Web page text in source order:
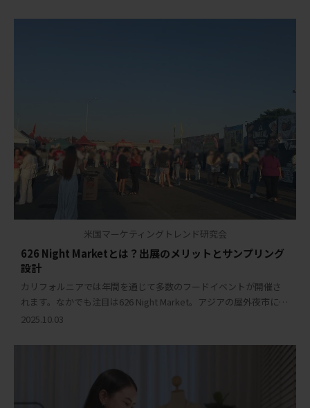
米国マーケティングトレンド研究会
626 Night Marketとは？出展のメリットとサンプリング
設計
カリフォルニアでは年間を通じて多数のフードイベントが開催さ
れます。なかでも注目は626 Night Market。アジアの屋外夜市に着
想を得て2012年に誕生した、米国初・最大級のナイトマーケット
2025.10.03